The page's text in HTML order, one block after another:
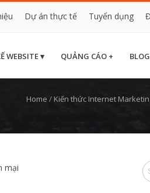
Dự án thực tế Tuyển dụng
WEBSITE ▾ QUẢNG CÁO + BLOG
Home /Kiến thức Internet
mại